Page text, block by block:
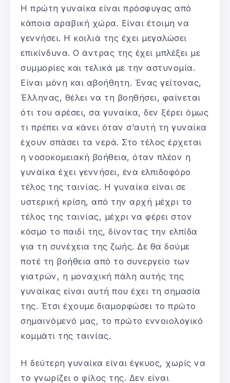
Η πρώτη γυναίκα είναι πρόσφυγας από
κάποια αραβική χώρα. Είναι έτοιμη να
γεννήσει. Η κοιλιά της έχει μεγαλώσει
επικίνδυνα. Ο άντρας της έχει μπλέξει με
συμμορίες και τελικά με την αστυνομία.
Είναι μόνη και αβοήθητη. Ένας γείτονας,
Έλληνας, θέλει να τη βοηθήσει, φαίνεται
ότι του αρέσει, σα γυναίκα, δεν ξέρει όμως
τι πρέπει να κάνει όταν σ’αυτή τη γυναίκα
έχουν σπάσει τα νερά. Στο τέλος έρχεται
η νοσοκομειακή βοήθεια, όταν πλέον η
γυναίκα έχει γεννήσει, ένα ελπιδοφόρο
τέλος της ταινίας. Η γυναίκα είναι σε
υστερική κρίση, από την αρχή μέχρι το
τέλος της ταινίας, μέχρι να φέρει στον
κόσμο το παιδί της, δίνοντας την ελπίδα
για τη συνέχεια της ζωής. Δε θα δούμε
ποτέ τη βοήθεια από το συνεργείο των
γιατρών, η μοναχική πάλη αυτής της
γυναίκας είναι αυτή που έχει τη σημασία
της. Έτσι έχουμε διαμορφώσει το πρώτο
σημαινόμενό μας, το πρώτο εννοιολογικό
κομμάτι της ταινίας.
Η δεύτερη γυναίκα είναι έγκυος, χωρίς να
το γνωρίζει ο φίλος της. Δεν είναι